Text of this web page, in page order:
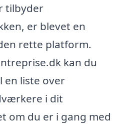
tilbyder
er blevet en
rette platform.
kan du
en liste over
i dit
om du er i gang med